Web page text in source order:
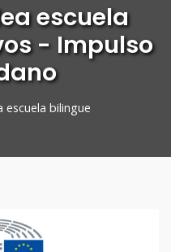
escuela
- Impulso
escuela bilingue